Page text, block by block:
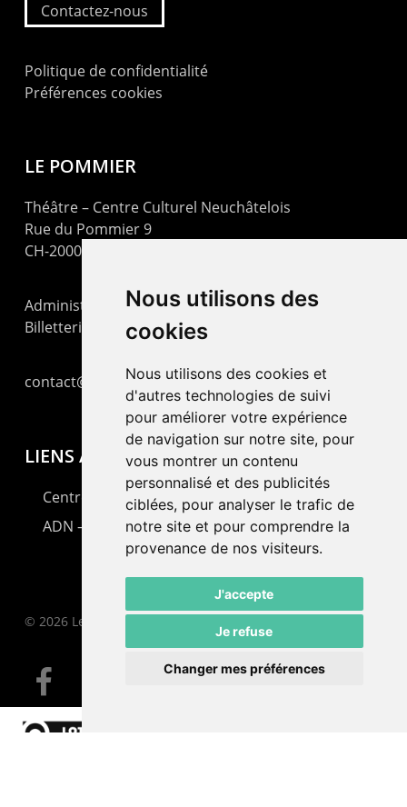
Nous utilisons des
cookies
Nous utilisons des cookies et
d'autres technologies de suivi
pour améliorer votre expérience
de navigation sur notre site, pour
vous montrer un contenu
personnalisé et des publicités
ciblées, pour analyser le trafic de
notre site et pour comprendre la
provenance de nos visiteurs.
J'accepte
Je refuse
Changer mes préférences
Contactez-nous
Politique de confidentialité
Préférences cookies
LE POMMIER
Théâtre – Centre Culturel Neuchâtelois
Rue du Pommier 9
CH-2000 Neuchâtel
Administration : +41 32 725 03 03
Billetterie : +41 32 725 05 05
contact@lepommier.ch
LIENS AMIS
Centre de culture ABC
ADN – Association Danse Neuchâtel
© 2026 Le Pommier.
facebook email